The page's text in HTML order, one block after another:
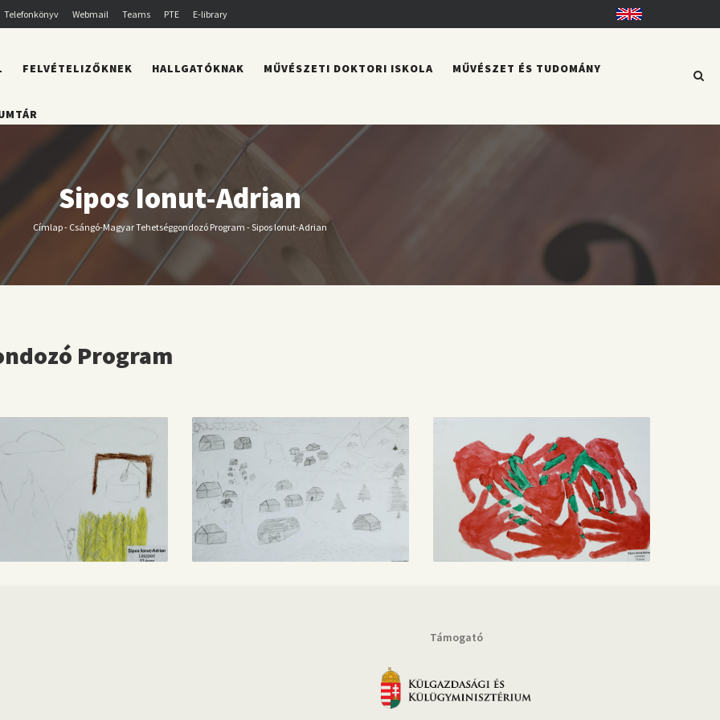
Telefonkönyv Webmail Teams PTE E-library English
FELVÉTELIZŐKNEK HALLGATÓKNAK MŰVÉSZETI DOKTORI ISKOLA MŰVÉSZET ÉS TUDOMÁNY
Sipos Ionut-Adrian
Morzsa
Címlap- Csángó-Magyar Tehetséggondozó Program -Sipos Ionut-Adrian
Program
Támogató